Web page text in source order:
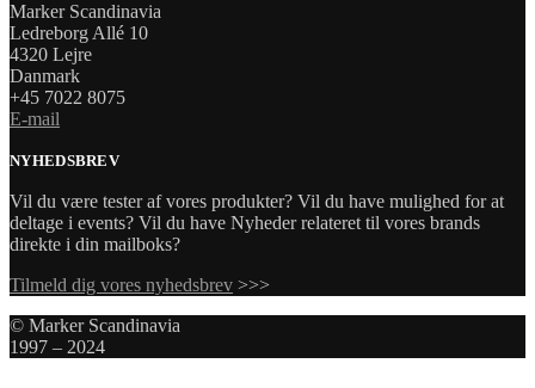
Marker Scandinavia
Ledreborg Allé 10
4320 Lejre
Danmark
+45 7022 8075
E-mail
NYHEDSBREV
Vil du være tester af vores produkter? Vil du have mulighed for at
deltage i events? Vil du have Nyheder relateret til vores brands
direkte i din mailboks?
Tilmeld dig vores nyhedsbrev >>>
© Marker Scandinavia
1997 – 2024